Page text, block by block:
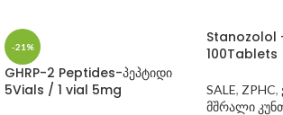
-21%
GHRP-2 Peptides-პეპტიდი
5Vials / 1 vial 5mg
Stanozolol
100Tablets
SALE, ZPHC,
მშრალი